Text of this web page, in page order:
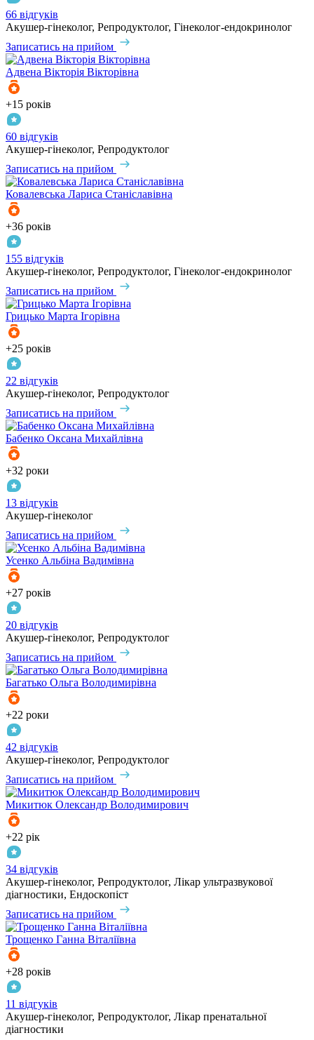
66 відгуків
Акушер-гінеколог, Репродуктолог, Гінеколог-ендокринолог
Записатись на прийом
Адвена Вікторія Вікторівна
+15 років
60 відгуків
Акушер-гінеколог, Репродуктолог
Записатись на прийом
Ковалевська Лариса Станіславівна
+36 років
155 відгуків
Акушер-гінеколог, Репродуктолог, Гінеколог-ендокринолог
Записатись на прийом
Грицько Марта Ігорівна
+25 років
22 відгуків
Акушер-гінеколог, Репродуктолог
Записатись на прийом
Бабенко Оксана Михайлівна
+32 роки
13 відгуків
Акушер-гінеколог
Записатись на прийом
Усенко Альбіна Вадимівна
+27 років
20 відгуків
Акушер-гінеколог, Репродуктолог
Записатись на прийом
Багатько Ольга Володимирівна
+22 роки
42 відгуків
Акушер-гінеколог, Репродуктолог
Записатись на прийом
Микитюк Олександр Володимирович
+22 рік
34 відгуків
Акушер-гінеколог, Репродуктолог, Лікар ультразвукової
діагностики, Ендоскопіст
Записатись на прийом
Трощенко Ганна Віталіївна
+28 років
11 відгуків
Акушер-гінеколог, Репродуктолог, Лікар пренатальної
діагностики